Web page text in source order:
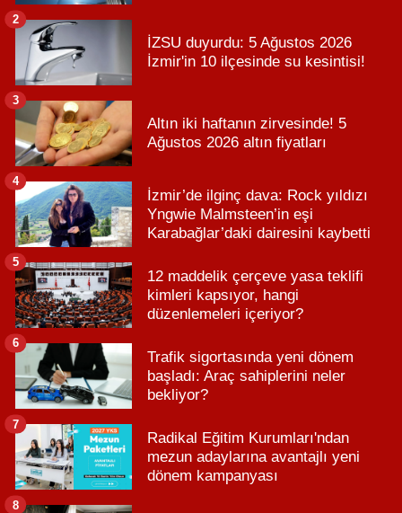
İZSU duyurdu: 5 Ağustos 2026
İzmir'in 10 ilçesinde su kesintisi!
2
Altın iki haftanın zirvesinde! 5
Ağustos 2026 altın fiyatları
3
İzmir’de ilginç dava: Rock yıldızı
Yngwie Malmsteen’in eşi
Karabağlar’daki dairesini kaybetti
4
12 maddelik çerçeve yasa teklifi
kimleri kapsıyor, hangi
düzenlemeleri içeriyor?
5
Trafik sigortasında yeni dönem
başladı: Araç sahiplerini neler
bekliyor?
6
Radikal Eğitim Kurumları'ndan
mezun adaylarına avantajlı yeni
dönem kampanyası
7
8